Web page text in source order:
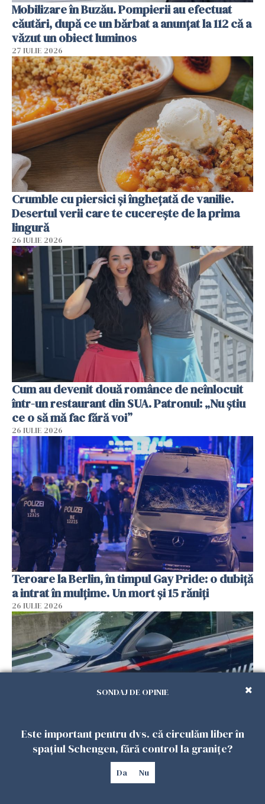
Mobilizare în Buzău. Pompierii au efectuat
căutări, după ce un bărbat a anunțat la 112 că a
văzut un obiect luminos
27 IULIE 2026
Crumble cu piersici și înghețată de vanilie.
Desertul verii care te cucerește de la prima
lingură
26 IULIE 2026
Cum au devenit două românce de neînlocuit
într-un restaurant din SUA. Patronul: „Nu știu
ce o să mă fac fără voi”
26 IULIE 2026
Teroare la Berlin, în timpul Gay Pride: o dubiță
a intrat în mulțime. Un mort și 15 răniți
26 IULIE 2026
Român, în stare critică după ce a intrat într-o
casă din Italia. Proprietarul spune că s-a
SONDAJ DE OPINIE
Este important pentru dvs. că circulăm liber în
spațiul Schengen, fără control la granițe?
Da Nu